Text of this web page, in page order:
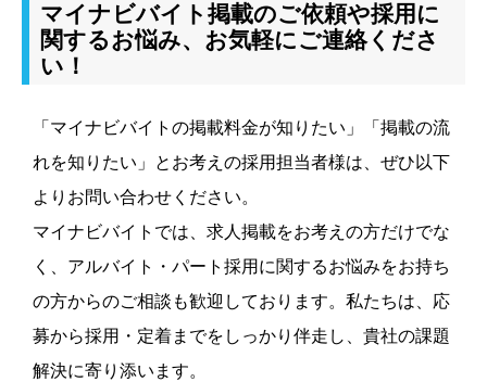
マイナビバイト掲載のご依頼や採用に
関するお悩み、お気軽にご連絡くださ
い！
「マイナビバイトの掲載料金が知りたい」「掲載の流
れを知りたい」とお考えの採用担当者様は、ぜひ以下
よりお問い合わせください。
マイナビバイトでは、求人掲載をお考えの方だけでな
く、アルバイト・パート採用に関するお悩みをお持ち
の方からのご相談も歓迎しております。私たちは、応
募から採用・定着までをしっかり伴走し、貴社の課題
解決に寄り添います。